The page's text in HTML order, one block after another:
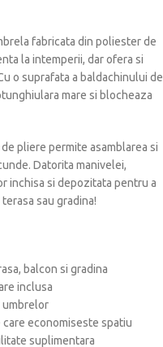
fabricata din poliester de
la intemperii, dar ofera si
o suprafata a baldachinului de
mare si blocheaza
pliere permite asamblarea si
Datorita manivelei,
inchisa si depozitata pentru a
sau gradina!
balcon si gradina
inclusa
umbrelor
economiseste spatiu
suplimentara